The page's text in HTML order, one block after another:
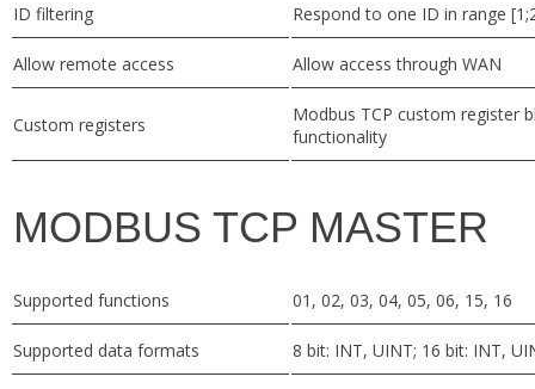
ID filtering Respond to one ID in range
Allow remote access Allow access through WAN
Custom registers
Modbus TCP custom register
functionality
MODBUS TCP MASTER
Supported functions 01, 02, 03, 04, 05, 06, 15, 16
Supported data formats 8 bit: INT, UINT; 16 bit: INT,